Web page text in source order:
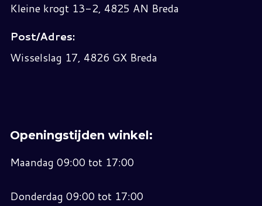
Kleine krogt 13-2, 4825 AN Breda
Post/Adres:
Wisselslag 17, 4826 GX Breda
Openingstijden winkel:
Maandag 09:00 tot 17:00
Donderdag 09:00 tot 17:00